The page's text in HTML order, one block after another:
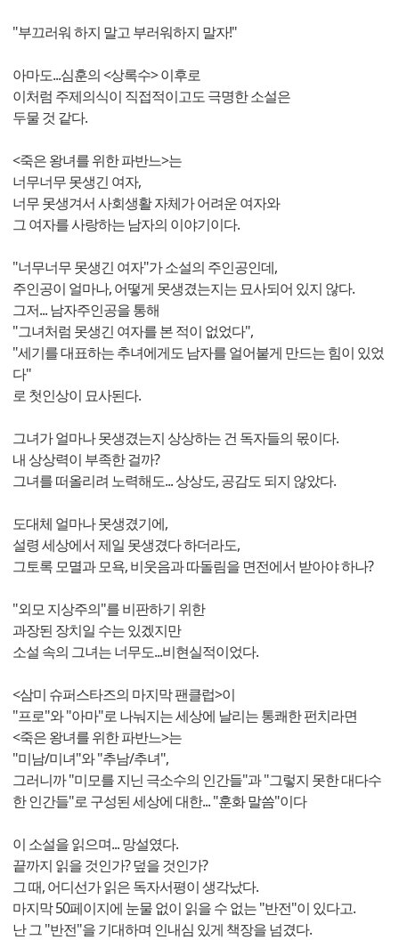
"부끄러워 하지 말고 부러워하지 말자!"
아마도...심훈의 <상록수> 이후로
이처럼 주제의식이 직접적이고도 극명한 소설은
두물 것 같다.
<죽은 왕녀를 위한 파반느>는
너무너무 못생긴 여자,
너무 못생겨서 사회생활 자체가 어려운 여자와
그 여자를 사랑하는 남자의 이야기이다.
"너무너무 못생긴 여자"가 소설의 주인공인데,
주인공이 얼마나, 어떻게 못생겼는지는 묘사되어 있지 않다.
그저... 남자주인공을 통해
"그녀처럼 못생긴 여자를 본 적이 없었다",
"세기를 대표하는 추녀에게도 남자를 얼어붙게 만드는 힘이 있었
다"
로 첫인상이 묘사된다.
그녀가 얼마나 못생겼는지 상상하는 건 독자들의 몫이다.
내 상상력이 부족한 걸까?
그녀를 떠올리려 노력해도... 상상도, 공감도 되지 않았다.
도대체 얼마나 못생겼기에,
설령 세상에서 제일 못생겼다 하더라도,
그토록 모멸과 모욕, 비웃음과 따돌림을 면전에서 받아야 하나?
"외모 지상주의"를 비판하기 위한
과장된 장치일 수는 있겠지만
소설 속의 그녀는 너무도...비현실적이었다.
<삼미 슈퍼스타즈의 마지막 팬클럽>이
"프로"와 "아마"로 나눠지는 세상에 날리는 통쾌한 펀치라면
<죽은 왕녀를 위한 파반느>는
"미남/미녀"와 "추남/추녀",
그러니까 "미모를 지닌 극소수의 인간들"과 "그렇지 못한 대다수
한 인간들"로 구성된 세상에 대한... "훈화 말씀"이다
이 소설을 읽으며... 망설였다.
끝까지 읽을 것인가? 덮을 것인가?
그 때, 어디선가 읽은 독자서평이 생각났다.
마지막 50페이지에 눈물 없이 읽을 수 없는 "반전"이 있다고.
난 그 "반전"을 기대하며 인내심 있게 책장을 넘겼다.